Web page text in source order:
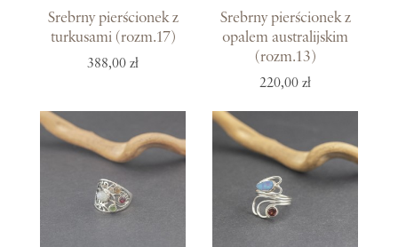
Srebrny pierścionek z
turkusami (rozm.17)
388,00 zł
Srebrny pierścionek z
opalem australijskim
(rozm.13)
220,00 zł